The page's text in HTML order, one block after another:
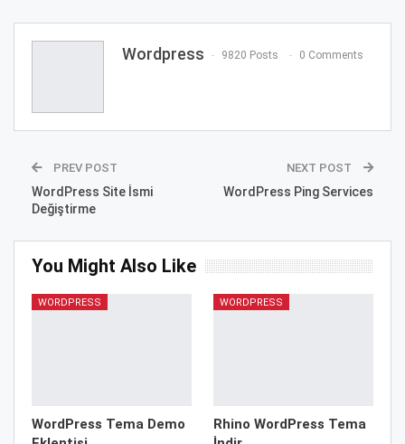
Wordpress 9820 Posts 0 Comments
PREV POST
WordPress Site İsmi
Değiştirme
NEXT POST
WordPress Ping Services
You Might Also Like
WORDPRESS
WordPress Tema Demo
WORDPRESS
Rhino WordPress Tema